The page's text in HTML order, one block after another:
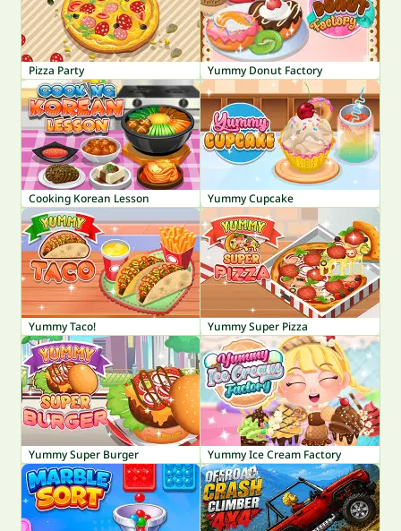
Pizza Party Yummy Donut Factory
Cooking Korean Lesson Yummy Cupcake
Yummy Taco! Yummy Super Pizza
Yummy Super Burger Yummy Ice Cream Factory